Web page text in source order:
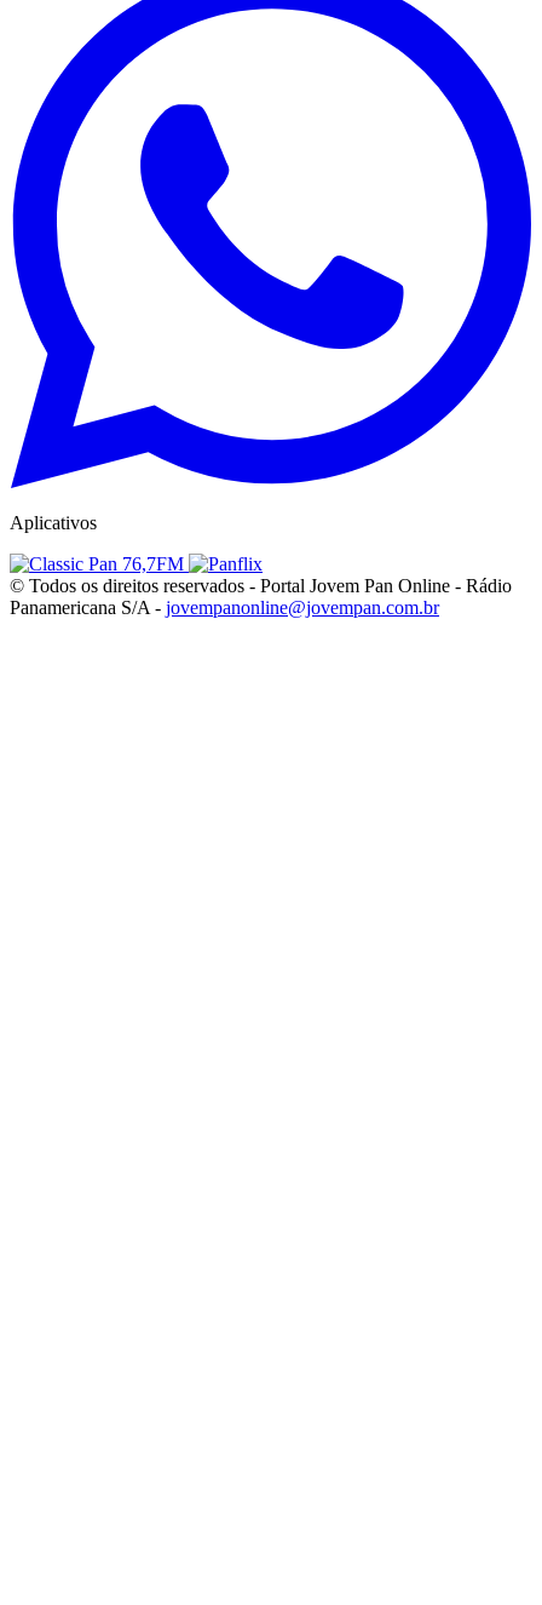
Aplicativos
© Todos os direitos reservados - Portal Jovem Pan Online - Rádio
Panamericana S/A - jovempanonline@jovempan.com.br